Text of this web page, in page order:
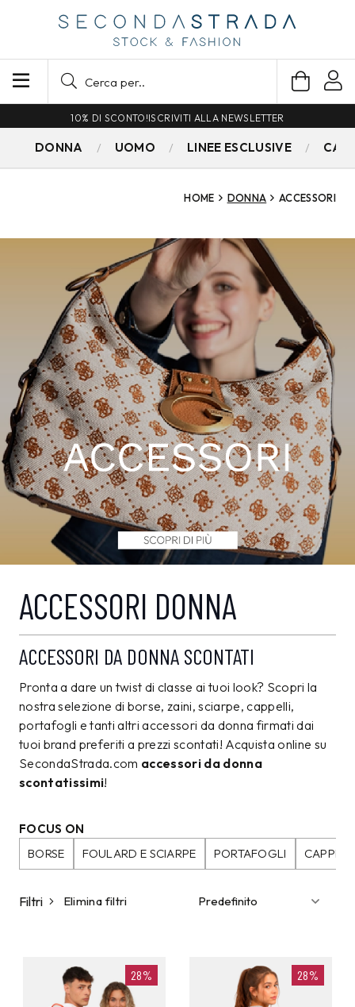
SPEDIZIONE GRATUITA PER ORDINI SUPERIORI A 79€
DONNA UOMO LINEE ESCLUSIVE
HOME DONNA ACCESSORI
ACCESSORI DONNA
ACCESSORI DA DONNA SCONTATI
Pronta a dare un twist di classe ai tuoi look? Scopri la
nostra selezione di borse, zaini, sciarpe, cappelli,
portafogli e tanti altri accessori da donna firmati dai
tuoi brand preferiti a prezzi scontati! Acquista online su
SecondaStrada.com accessori da donna
scontatissimi!
FOCUS ON
BORSE
FOULARD E SCIARPE PORTAFOGLI
Filtri Elimina filtri
28% 28%